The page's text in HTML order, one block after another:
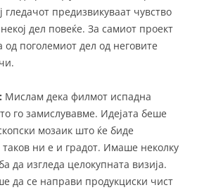
гледачот предизвикуваат чувство
дел повеќе. За самиот проект
поголемиот дел од неговите
Мислам дека филмот испадна
го замислувавме. Идејата беше
мозаик што ќе биде
таков ни е и градот. Имаше неколку
да изгледа целокупната визија.
да се направи продукциски чист